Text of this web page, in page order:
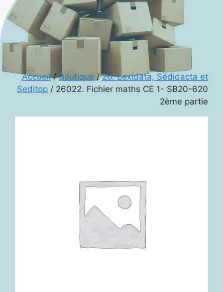
Accueil/Boutique /26. Lexidata, Sédidacta et
Seditop / 26022. Fichier maths CE 1- SB20-620
2ème partie